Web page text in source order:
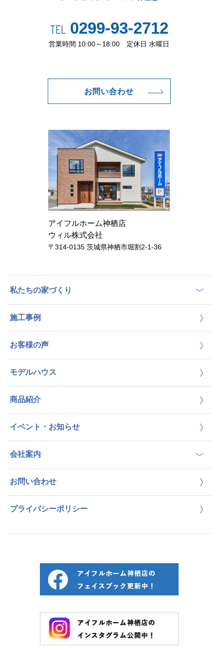
TEL0299-93-2712
営業時間 10:00～18:00 定休日 水曜日
お問い合わせ
アイフルホーム神栖店
ウィル株式会社
〒314-0135 茨城県神栖市堀割2-1-36
私たちの家づくり
施工事例
お客様の声
モデルハウス
商品紹介
イベント・お知らせ
会社案内
お問い合わせ
プライバシーポリシー